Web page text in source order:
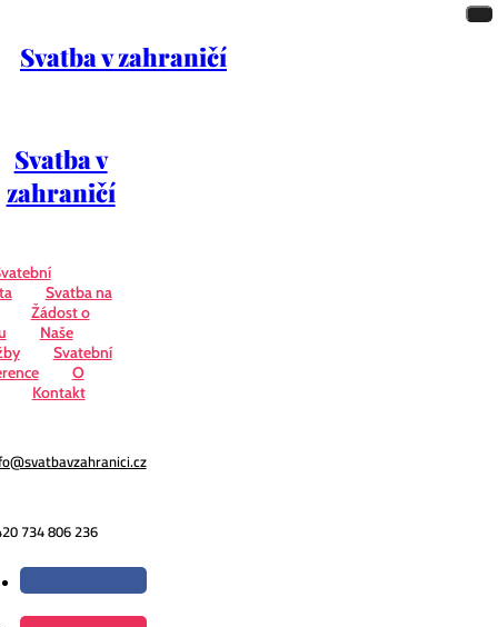
Svatba v zahraničí
Svatba v
zahraničí
Svatba na
Žádost o
Naše
Svatební
O
Kontakt
734 806 236